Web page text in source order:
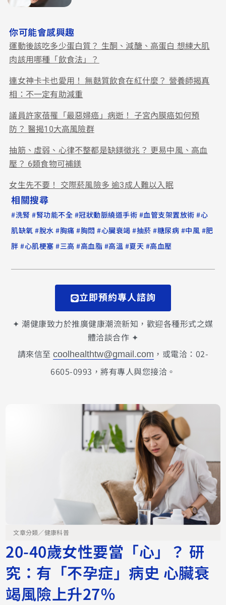
你可能會感興趣
運動後該吃多少蛋白質？ 生酮、減醣、高蛋白 想練大肌
肉該用哪種「飲食法」？
連女神卡卡也愛用！ 無麩質飲食在紅什麼？ 營養師揭真
相：不一定有助減重
議員許家蓓罹「最惡婦癌」病逝！ 子宮內膜癌如何預
防？ 醫揭10大高風險群
抽筋、虛弱、心律不整都是缺鎂徵兆？ 更易中風、高血
壓？ 6類食物可補鎂
女生先不要！ 交際菸風險多 逾3成人難以入眠
相關搜尋
#洗腎 #腎功能不全 #冠狀動脈繞道手術 #血管支架置放術 #心
肌缺氧 #脫水 #胸痛 #胸悶 #心臟衰竭 #抽菸 #糖尿病 #中風 #肥
胖 #心肌梗塞 #三高 #高血脂 #高溫 #夏天 #高血壓
立即預約專人諮詢
✦ 潮健康致力於推廣健康潮流新知，歡迎各種形式之媒
體洽談合作 ✦
請來信至coolhealthtw@gmail.com ，或電洽：02-
6605-0993，將有專人與您接洽。
文章分類／健康科普
20-40歲女性要當「心」？ 研
究：有「不孕症」病史 心臟衰
竭風險上升27％